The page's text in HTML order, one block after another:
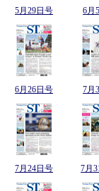
5月29日号 6月
6月26日号 7月
7月24日号 7月